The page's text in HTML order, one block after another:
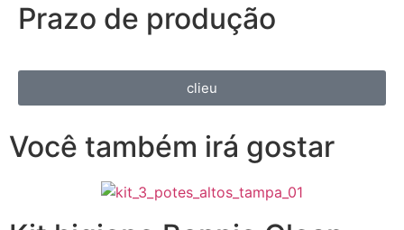
Prazo de produção
clieu
Você também irá gostar